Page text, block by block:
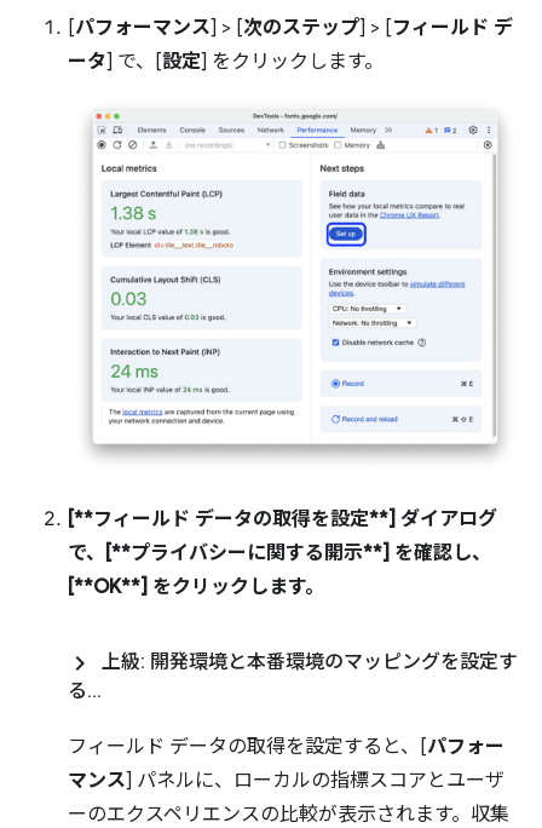
[パフォーマンス] > [次のステップ] > [フィールド デ
ータ] で、[設定] をクリックします。
[**フィールド データの取得を設定**] ダイアログ
で、[**プライバシーに関する開示**] を確認し、
[**OK**] をクリックします。
上級: 開発環境と本番環境のマッピングを設定す
る...
フィールド データの取得を設定すると、[パフォー
マンス] パネルに、ローカルの指標スコアとユーザ
ーのエクスペリエンスの比較が表示されます。収集